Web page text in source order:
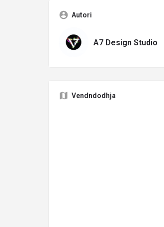
Autori
A7 Design Studio
Vendndodhja